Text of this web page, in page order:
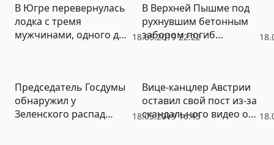
18.05.2019 22:22
В Югре перевернулась
лодка с тремя
мужчинами, одного до
В Верхней Пышме под
рухнувшим бетонным
забором погиб
18.05.2019 16:45
Председатель Госдумы
обнаружил у
Зеленского распад
Вице-канцлер Австрии
оставил свой пост из-за
скандального видео о